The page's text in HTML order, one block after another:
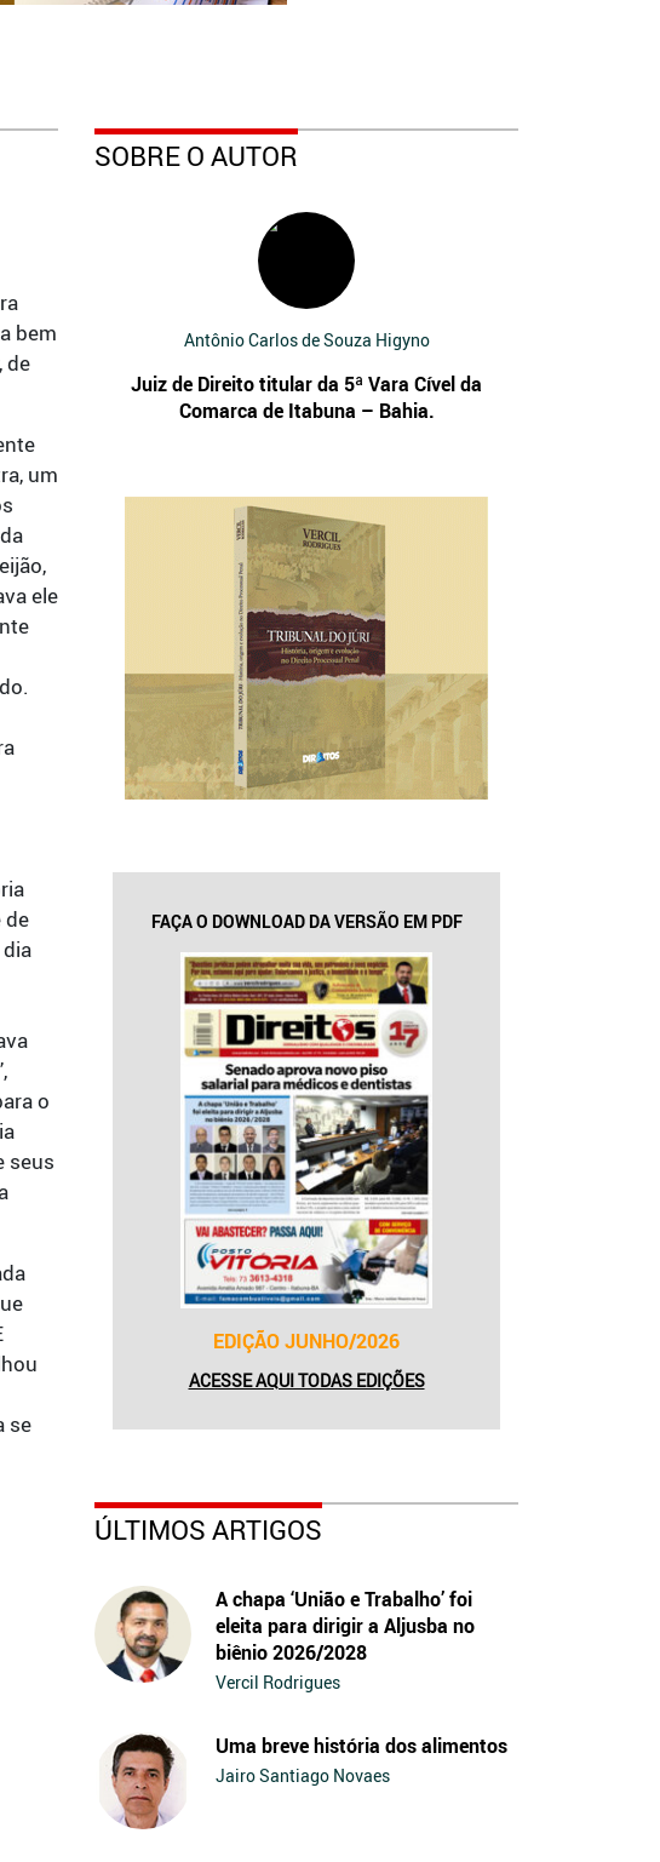
bem
de
um
ele
de
o
seus
se
SOBRE O AUTOR
Juiz de Direito titular da 5ª Vara Cível da
Comarca de Itabuna – Bahia.
Antônio Carlos de Souza Higyno
FAÇA O DOWNLOAD DA VERSÃO EM PDF
EDIÇÃO JUNHO/2026
ACESSE AQUI TODAS EDIÇÕES
ÚLTIMOS ARTIGOS
A chapa ‘União e Trabalho’ foi
eleita para dirigir a Aljusba no
biênio 2026/2028
Vercil Rodrigues
Uma breve história dos alimentos
Jairo Santiago Novaes